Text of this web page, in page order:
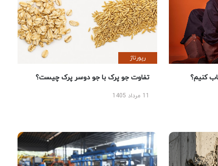
کنیم؟
رپورتاژ
تفاوت جو پرک با جو دوسر پرک چیست؟